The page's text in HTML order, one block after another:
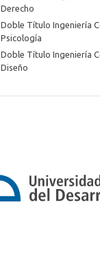
Derecho
Doble Título Ingeniería
Psicología
Doble Título Ingeniería
Diseño